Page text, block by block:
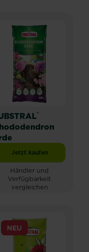
®
Jetzt kaufenSUBSTRAL®
Händler und
Verfügbarkeit
vergleichen
NEU